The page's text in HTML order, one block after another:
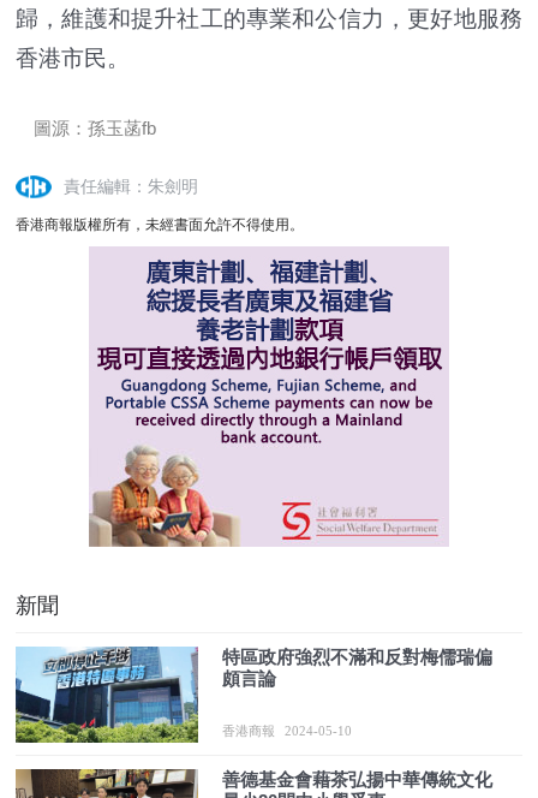
歸，維護和提升社工的專業和公信力，更好地服務
香港市民。
圖源：孫玉菡fb
責任編輯：朱劍明
香港商報版權所有，未經書面允許不得使用。
新聞
特區政府強烈不滿和反對梅儒瑞偏
頗言論
香港商報 2024-05-10
善德基金會藉茶弘揚中華傳統文化